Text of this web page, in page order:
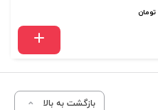
تومان
بازگشت به بالا